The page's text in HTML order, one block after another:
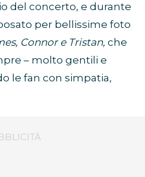
del concerto, e durante
per bellissime foto
Connor e Tristan, che
– molto gentili e
le fan con simpatia,